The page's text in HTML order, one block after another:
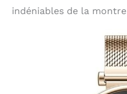
indéniables de la